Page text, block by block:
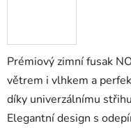
Prémiový zimní fusak
větrem i vlhkem a
díky univerzálnímu
Elegantní design s